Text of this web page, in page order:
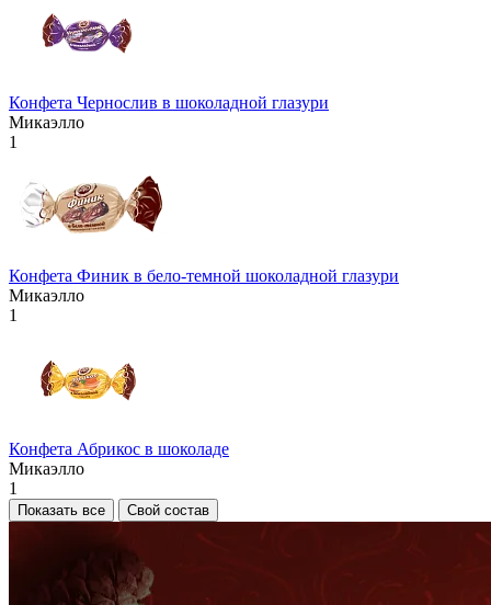
Конфета Чернослив в шоколадной глазури
Микаэлло
1
Конфета Финик в бело-темной шоколадной глазури
Микаэлло
1
Конфета Абрикос в шоколаде
Микаэлло
1
Показать все Свой состав